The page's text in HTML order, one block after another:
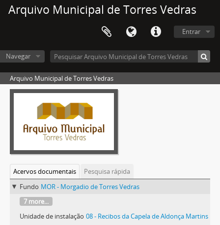
Arquivo Municipal de Torres Vedras
Entrar
Navegar
Arquivo Municipal de Torres Vedras
Acervos documentais
Pesquisa rápida
Fundo MOR - Morgadio de Torres Vedras
7 more...
Unidade de instalação 08 - Recibos da Capela de Aldonça Martins